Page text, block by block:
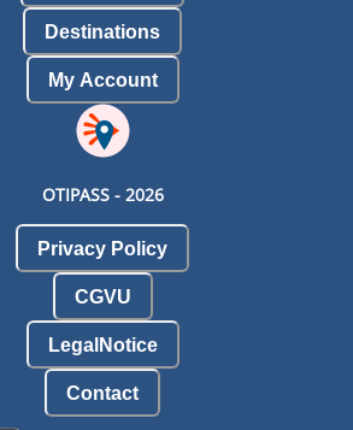
Destinations
My Account
OTIPASS - 2026
Privacy Policy
CGVU
LegalNotice
Contact